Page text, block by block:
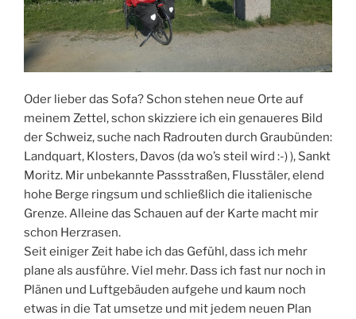
Oder lieber das Sofa? Schon stehen neue Orte auf
meinem Zettel, schon skizziere ich ein genaueres Bild
der Schweiz, suche nach Radrouten durch Graubünden:
Landquart, Klosters, Davos (da wo’s steil wird :-) ), Sankt
Moritz. Mir unbekannte Passstraßen, Flusstäler, elend
hohe Berge ringsum und schließlich die italienische
Grenze. Alleine das Schauen auf der Karte macht mir
schon Herzrasen.
Seit einiger Zeit habe ich das Gefühl, dass ich mehr
plane als ausführe. Viel mehr. Dass ich fast nur noch in
Plänen und Luftgebäuden aufgehe und kaum noch
etwas in die Tat umsetze und mit jedem neuen Plan